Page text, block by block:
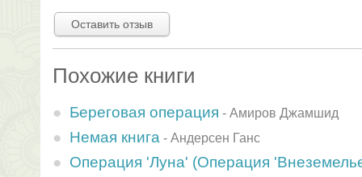
Оставить отзыв
Похожие книги
Береговая операция - Амиров Джамшид
Немая книга - Андерсен Ганс
Операция 'Луна' (Операция